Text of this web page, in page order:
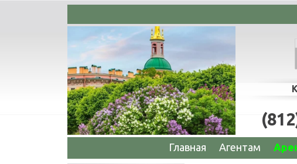
сопровождение сделок по аренде
Главная Агентам